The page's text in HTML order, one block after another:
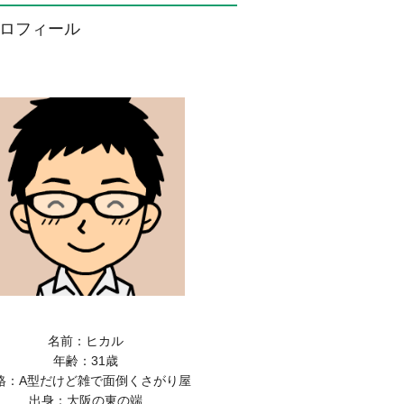
フィール
名前：ヒカル
年齢：31歳
：A型だけど雑で面倒くさがり屋
出身：大阪の東の端